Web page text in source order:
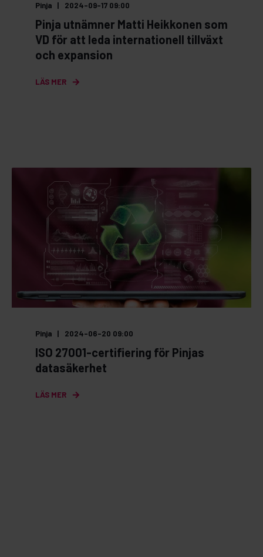
Pinja 2024-09-17 09:00
Pinja utnämner Matti Heikkonen som
VD för att leda internationell tillväxt
och expansion
LÄS MER
Pinja 2024-06-20 09:00
ISO 27001-certifiering för Pinjas
datasäkerhet
LÄS MER